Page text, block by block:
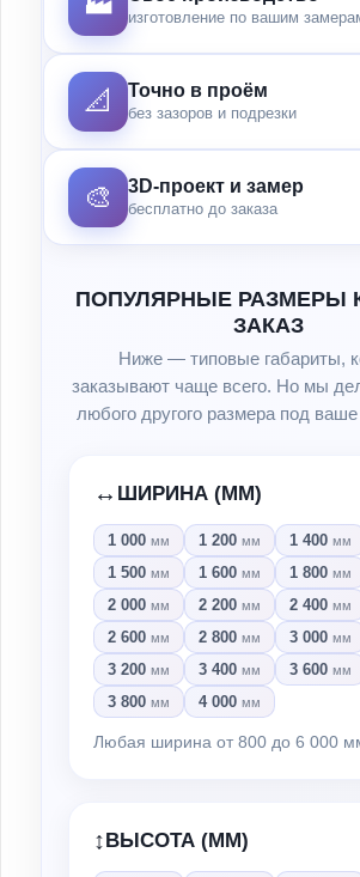
изготовление по вашим
📐 Точно в проём
без зазоров и подрезки
🎨 3D-проект и замер
бесплатно до заказа
ПОПУЛЯРНЫЕ РАЗМЕРЫ
ЗАКАЗ
Ниже — типовые габариты,
заказывают чаще всего. Но мы
любого другого размера под
↔️ ШИРИНА (ММ)
1 000 мм 1 200 мм 1 400 мм
1 500 мм 1 600 мм 1 800 мм
2 000 мм 2 200 мм 2 400 мм
2 600 мм 2 800 мм 3 000 мм
3 200 мм 3 400 мм 3 600 мм
3 800 мм 4 000 мм
Любая ширина от 800 до 6 000
↕️ВЫСОТА (ММ)